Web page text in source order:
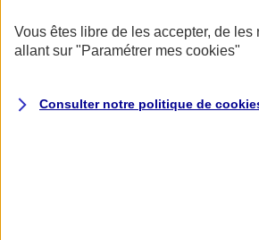
AXA Assurance
Vous êtes libre de les accepter, de
allant sur "Paramétrer mes cookies"
Consulter notre politique de